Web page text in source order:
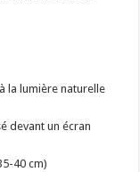
la lumière naturelle
devant un écran
40 cm)